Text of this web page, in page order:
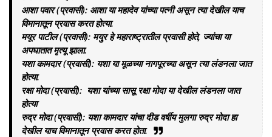
आशा पवार (प्रवासी): आशा या महादेव यांच्या पत्नी असून त्या देखील याच
विमानातून प्रवास करत होत्या.
मयूर पाटील (प्रवासी): मयुर हे महाराष्ट्रातील प्रवासी होते, ज्यांचा या
अपघातात मृत्यू झाला.
यशा कामदार (प्रवासी): यशा या मूळच्या नागपूरच्या असून त्या लंडनला जात
होत्या.
रक्षा मोदा (प्रवासी): यशा यांच्या सासू रक्षा मोदा या देखील लंडनला जात
होत्या
रुद्र मोदा (प्रवासी): यशा कामदार यांचा दीड वर्षीय मुलगा रुद्र मोदा हा
देखील याच विमानातून प्रवास करत होता.